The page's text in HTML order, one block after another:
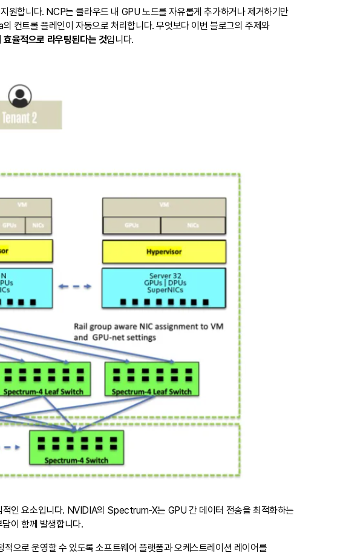
합니다. NCP는 클라우드 내 GPU 노드를 자유롭게 추가하거나 제거하기만
트롤 플레인이 자동으로 처리합니다. 무엇보다 이번 블로그의 주제와
율적으로 라우팅된다는 것입니다.
인 요소입니다. NVIDIA의 Spectrum-X는 GPU 간 데이터 전송을 최적화하는
이 함께 발생합니다.
으로 운영할 수 있도록 소프트웨어 플랫폼과 오케스트레이션 레이어를